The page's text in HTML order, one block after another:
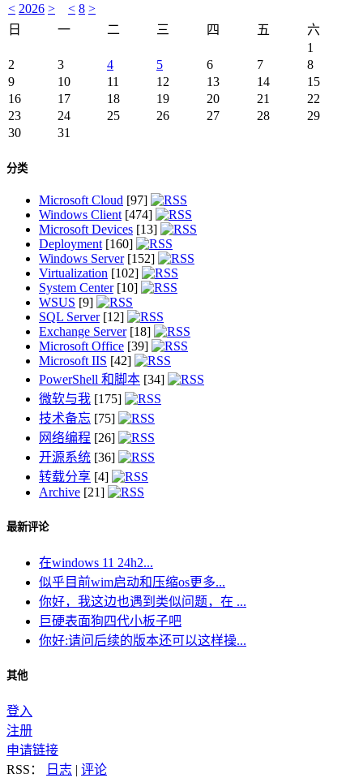
< 2026 > < 8 >
日
一 二 三 四 五
六
1
2
3 4 5 6 7
8
9
10 11 12 13 14
15
16
17 18 19 20 21
22
23
24 25 26 27 28
29
30
31
分类
Microsoft Cloud [97]
Windows Client[474]
Microsoft Devices [13]
Deployment[160]
Windows Server[152]
Virtualization [102]
System Center[10]
WSUS [9]
SQL Server[12]
Exchange Server[18]
Microsoft Office [39]
Microsoft IIS [42]
PowerShell 和脚本 [34]
微软与我 [175]
技术备忘 [75]
网络编程 [26]
开源系统 [36]
转载分享 [4]
Archive [21]
最新评论
在windows 11 24h2...
似乎目前wim启动和压缩os更多...
你好，我这边也遇到类似问题，在 ...
巨硬表面狗四代小板子吧
你好:请问后续的版本还可以这样操...
其他
登入
注册
申请链接
RSS：
日志 | 评论